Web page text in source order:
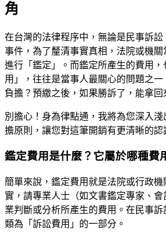
角
在台灣的法律程序中，無論是民事訴
事件，為了釐清事實真相，法院或機
進行「鑑定」。而鑑定所產生的費用
用」，往往是當事人最關心的問題之
負擔？預繳之後，如果勝訴了，能拿回
別擔心！身為律點通，我將為您深入
擔原則，讓您對這筆開銷有更清晰的認
鑑定費用是什麼？它屬於哪種費
簡單來說，鑑定費用就是法院或行政
實，請專業人士（如文書鑑定專家、
業判斷或分析所產生的費用。在民事
類為「訴訟費用」的一部分。